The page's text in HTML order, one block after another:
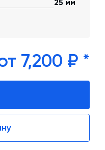
управления
под
25 мм
7,200 ₽ *